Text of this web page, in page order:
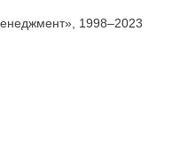
1998–2023